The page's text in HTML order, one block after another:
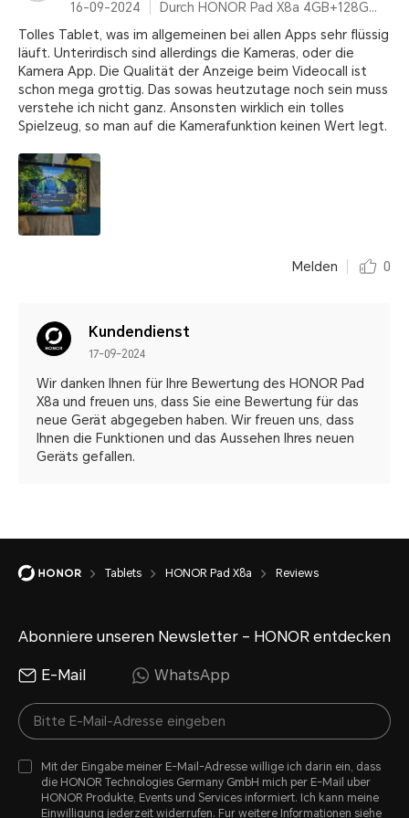
16-09-2024
Durch HONOR Pad X8a 4GB+128GB, 11 Zoll Display, Space Grey, 8300mAh Ultragroßer Akku, Snapdragon 6nm Chipset
Tolles Tablet, was im allgemeinen bei allen Apps sehr flüssig
läuft. Unterirdisch sind allerdings die Kameras, oder die
Kamera App. Die Qualität der Anzeige beim Videocall ist
schon mega grottig. Das sowas heutzutage noch sein muss
verstehe ich nicht ganz. Ansonsten wirklich ein tolles
Spielzeug, so man auf die Kamerafunktion keinen Wert legt.
Melden 0
Kundendienst
17-09-2024
Wir danken Ihnen für Ihre Bewertung des HONOR Pad
X8a und freuen uns, dass Sie eine Bewertung für das
neue Gerät abgegeben haben. Wir freuen uns, dass
Ihnen die Funktionen und das Aussehen Ihres neuen
Geräts gefallen.
Tablets HONOR Pad X8a Reviews
Abonniere unseren Newsletter – HONOR entdecken
E-Mail WhatsApp
Mit der Eingabe meiner E-Mail-Adresse willige ich darin ein, dass
die HONOR Technologies Germany GmbH mich per E-Mail uber
HONOR Produkte, Events und Services informiert. Ich kann meine
Einwilligung jederzeit widerrufen. Fur weitere Informationen siehe